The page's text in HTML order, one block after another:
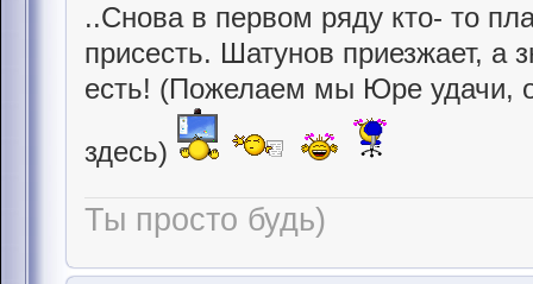
..Снова в первом ряду кто- то
присесть. Шатунов приезжает, а
есть! (Пожелаем мы Юре удачи,
здесь)
Ты просто будь)